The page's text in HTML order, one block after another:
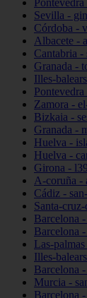
Sevilla -
Córdoba -
Albacete -
Cantabria -
Granada -
Illes-
Zamora -
Bizkaia -
Granada -
Huelva -
Huelva -
Girona -
A-coruña -
Cádiz -
Santa-
Barcelona
Barcelona
Las-
Illes-
Barcelona
Murcia -
Barcelona